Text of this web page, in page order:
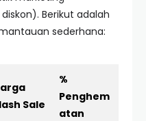
Berikut adalah
sederhana:
Sale
%
Penghem
atan